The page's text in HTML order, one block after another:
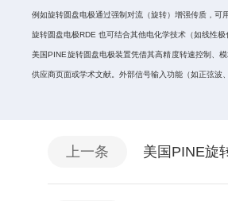
例如旋转圆盘电极通过强制对流（旋转）增强传质，
旋转圆盘电极RDE也可结合其他电化学技术（如线性
美国PINE旋转圆盘电极装置凭借其高精度转速控制、
供应商页面或学术文献。外部信号输入功能（如正弦
上一条 美国PINE旋